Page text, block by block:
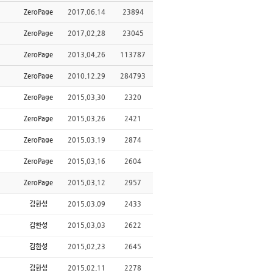
ZeroPage 2017.06.14 23894
ZeroPage 2017.02.28 23045
ZeroPage 2013.04.26 113787
ZeroPage 2010.12.29 284793
ZeroPage 2015.03.30 2320
ZeroPage 2015.03.26 2421
ZeroPage 2015.03.19 2874
ZeroPage 2015.03.16 2604
ZeroPage 2015.03.12 2957
김한성 2015.03.09 2433
김한성 2015.03.03 2622
김한성 2015.02.23 2645
김한성 2015.02.11 2278